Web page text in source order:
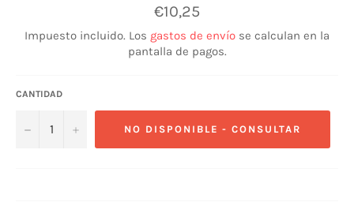
Precio
habitual
€10,25
Impuesto incluido. Los gastos de envío se calculan en la
pantalla de pagos.
CANTIDAD
− + NO DISPONIBLE - CONSULTAR